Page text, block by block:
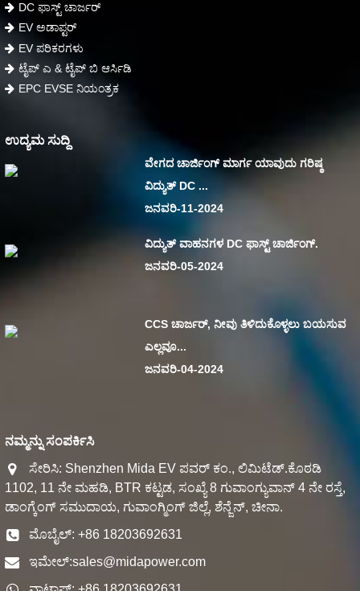
DC ಫಾಸ್ಟ್ ಚಾರ್ಜರ್
EV ಅಡಾಪ್ಟರ್
EV ಪರಿಕರಗಳು
ಟೈಪ್ ಎ & ಟೈಪ್ ಬಿ ಆರ್ಸಿಡಿ
EPC EVSE ನಿಯಂತ್ರಕ
ಉದ್ಯಮ ಸುದ್ದಿ
ವೇಗದ ಚಾರ್ಜಿಂಗ್ ಮಾರ್ಗ ಯಾವುದು ಗರಿಷ್ಠ
ವಿದ್ಯುತ್ DC ...
ಜನವರಿ-11-2024
ವಿದ್ಯುತ್ ವಾಹನಗಳ DC ಫಾಸ್ಟ್ ಚಾರ್ಜಿಂಗ್.
ಜನವರಿ-05-2024
CCS ಚಾರ್ಜರ್, ನೀವು ತಿಳಿದುಕೊಳ್ಳಲು ಬಯಸುವ
ಎಲ್ಲವೂ...
ಜನವರಿ-04-2024
ನಮ್ಮನ್ನು ಸಂಪರ್ಕಿಸಿ
ಸೇರಿಸಿ: Shenzhen Mida EV ಪವರ್ ಕಂ., ಲಿಮಿಟೆಡ್.ಕೊಠಡಿ
1102, 11 ನೇ ಮಹಡಿ, BTR ಕಟ್ಟಡ, ಸಂಖ್ಯೆ 8 ಗುವಾಂಗ್ಯುವಾನ್ 4 ನೇ ರಸ್ತೆ,
ಡಾಂಗ್ಕೆಂಗ್ ಸಮುದಾಯ, ಗುವಾಂಗ್ಮಿಂಗ್ ಜಿಲ್ಲೆ, ಶೆನ್ಜೆನ್, ಚೀನಾ.
ಮೊಬೈಲ್: +86 18203692631
ಇಮೇಲ್:sales@midapower.com